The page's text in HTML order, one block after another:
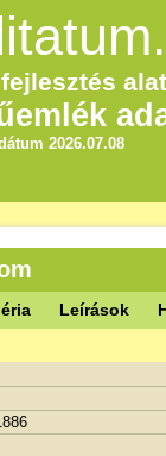
2026.07.08
Leírások